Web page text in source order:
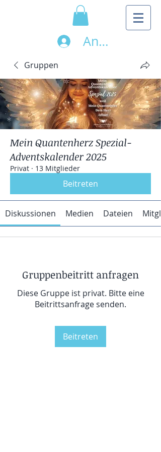
Anmelden
Gruppen
Mein Quantenherz Spezial-
Adventskalender 2025
Privat · 13 Mitglieder
Beitreten
Diskussionen Medien Dateien
Gruppenbeitritt anfragen
Diese Gruppe ist privat. Bitte eine
Beitrittsanfrage senden.
Beitreten